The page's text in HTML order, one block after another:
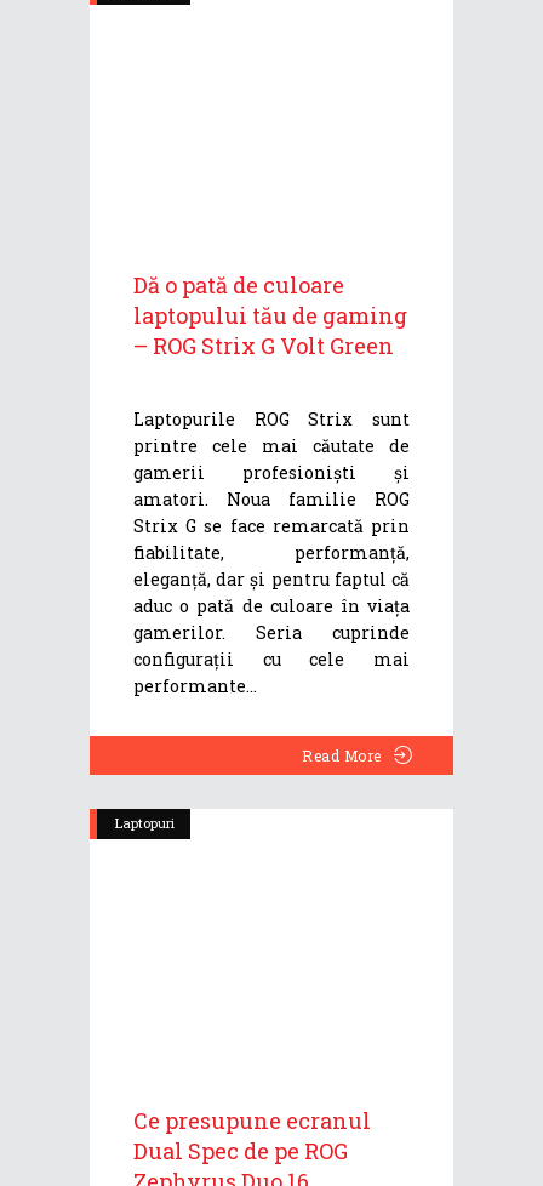
Dă o pată de culoare
laptopului tău de gaming
– ROG Strix G Volt Green
Laptopurile ROG Strix sunt
printre cele mai căutate de
gamerii profesioniști și
amatori. Noua familie ROG
Strix G se face remarcată prin
fiabilitate, performanță,
eleganță, dar și pentru faptul că
aduc o pată de culoare în viața
gamerilor. Seria cuprinde
configurații cu cele mai
performante
Read More
Laptopuri
Ce presupune ecranul
Dual Spec de pe ROG